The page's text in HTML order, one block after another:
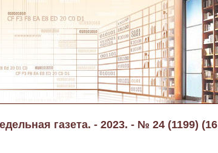
газета. - 2023. - № 24 (1199) (16